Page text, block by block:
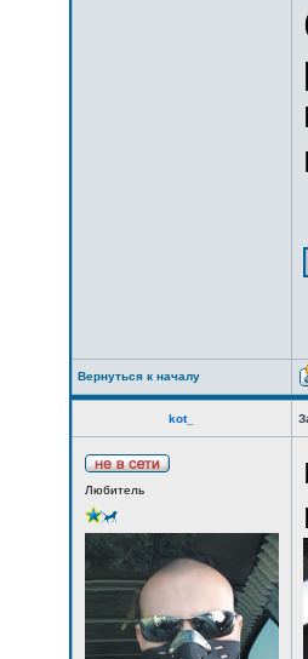
Вернуться к началу
kot_
Любитель